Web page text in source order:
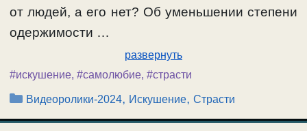
от людей, а его нет? Об уменьшении степени
одержимости …
развернуть
#искушение, #самолюбие, #страсти
Рубрики
Видеоролики-2024, Искушение,Страсти